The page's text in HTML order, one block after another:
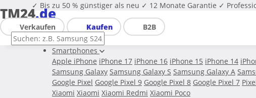
✓ Bis zu 50 % günstiger als neu ✓ 12 Monate Garantie ✓
TM24.de
Verkaufen Kaufen B2B
Smartphones
Apple iPhone iPhone 17 iPhone 16 iPhone 15 iPhone 14
Samsung Galaxy Samsung Galaxy S Samsung Galaxy A
Google Pixel Google Pixel 9 Google Pixel 8 Google Pixel 7
Xiaomi Xiaomi Xiaomi Redmi Xiaomi Poco